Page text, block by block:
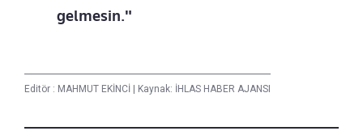
gelmesin."
Editör : MAHMUT EKİNCİ | Kaynak: İHLAS HABER AJANSI